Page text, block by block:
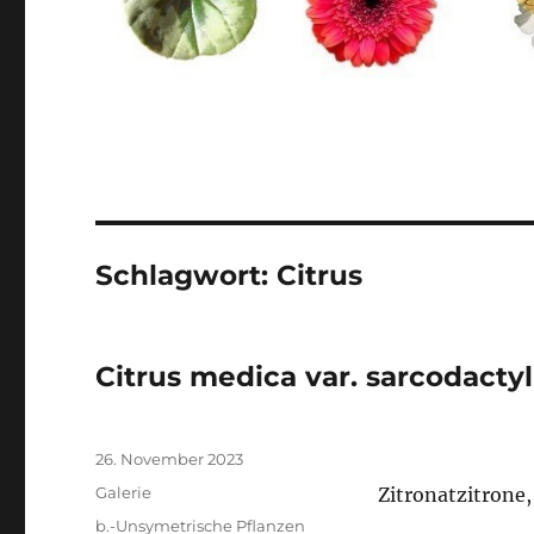
Schlagwort: Citrus
Citrus medica var.
Zitronatzitrone,
Veröffentlicht
am
26. November 2023
Format
Galerie
Kategorien
b.-Unsymetrische Pflanzen